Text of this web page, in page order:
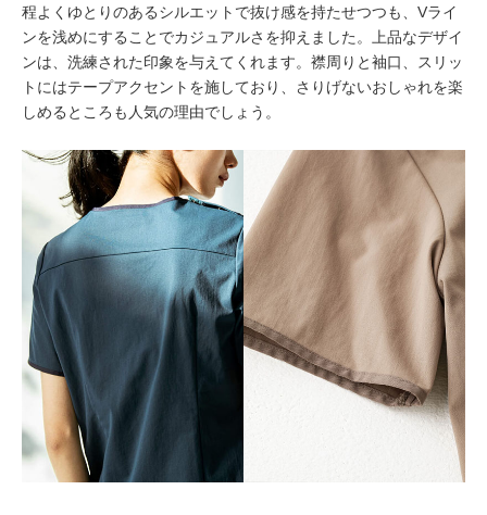
程よくゆとりのあるシルエットで抜け感を持たせつつも、Vライ
ンを浅めにすることでカジュアルさを抑えました。上品なデザイ
ンは、洗練された印象を与えてくれます。襟周りと袖口、スリッ
トにはテープアクセントを施しており、さりげないおしゃれを楽
しめるところも人気の理由でしょう。